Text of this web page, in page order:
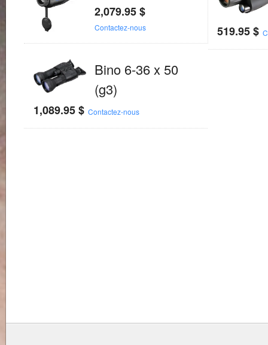
2,079.95$
Contactez-nous 519.95$
Bino 6-36 x 50
(g3)
1,089.95$ Contactez-nous